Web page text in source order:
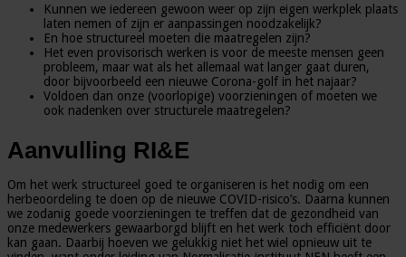
Kunnen we iedereen gewoon weer op zijn eigen werkplek plaats
laten nemen of zijn er aanpassingen noodzakelijk?
En hoe structureel moeten die maatregelen zijn?
Het even provisorisch werken is voor de meeste mensen geen
probleem, maar wat als het allemaal wat langer gaat duren,
door bijvoorbeeld een nieuwe Corona-golf in het najaar?
Voldoen dan onze (voorlopige) voorzieningen of moeten we
ook nadenken over structurele maatregelen?
Aanvulling RI&E
Om het werk structureel goed te organiseren is het nodig om een
herbeoordeling te doen op de nieuwe COVID-risico’s. Daarna kunnen
we zodanig goede voorzieningen te treffen dat de gezondheid van
onze medewerkers gewaarborgd blijft en het werk toch efficiënt door
kan gaan. Daarbij hoeven we gelukkig niet het wiel opnieuw uit te